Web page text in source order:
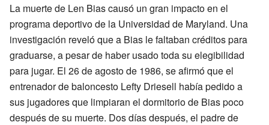
La muerte de Len Bias causó un gran impacto en el
programa deportivo de la Universidad de Maryland. Una
investigación reveló que a Bias le faltaban créditos para
graduarse, a pesar de haber usado toda su elegibilidad
para jugar. El 26 de agosto de 1986, se afirmó que el
entrenador de baloncesto Lefty Driesell había pedido a
sus jugadores que limpiaran el dormitorio de Bias poco
después de su muerte. Dos días después, el padre de